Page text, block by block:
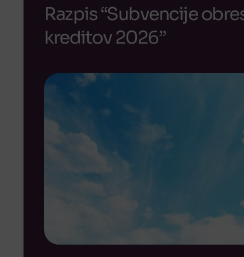
Razpis “Subvencije
kreditov 2026”